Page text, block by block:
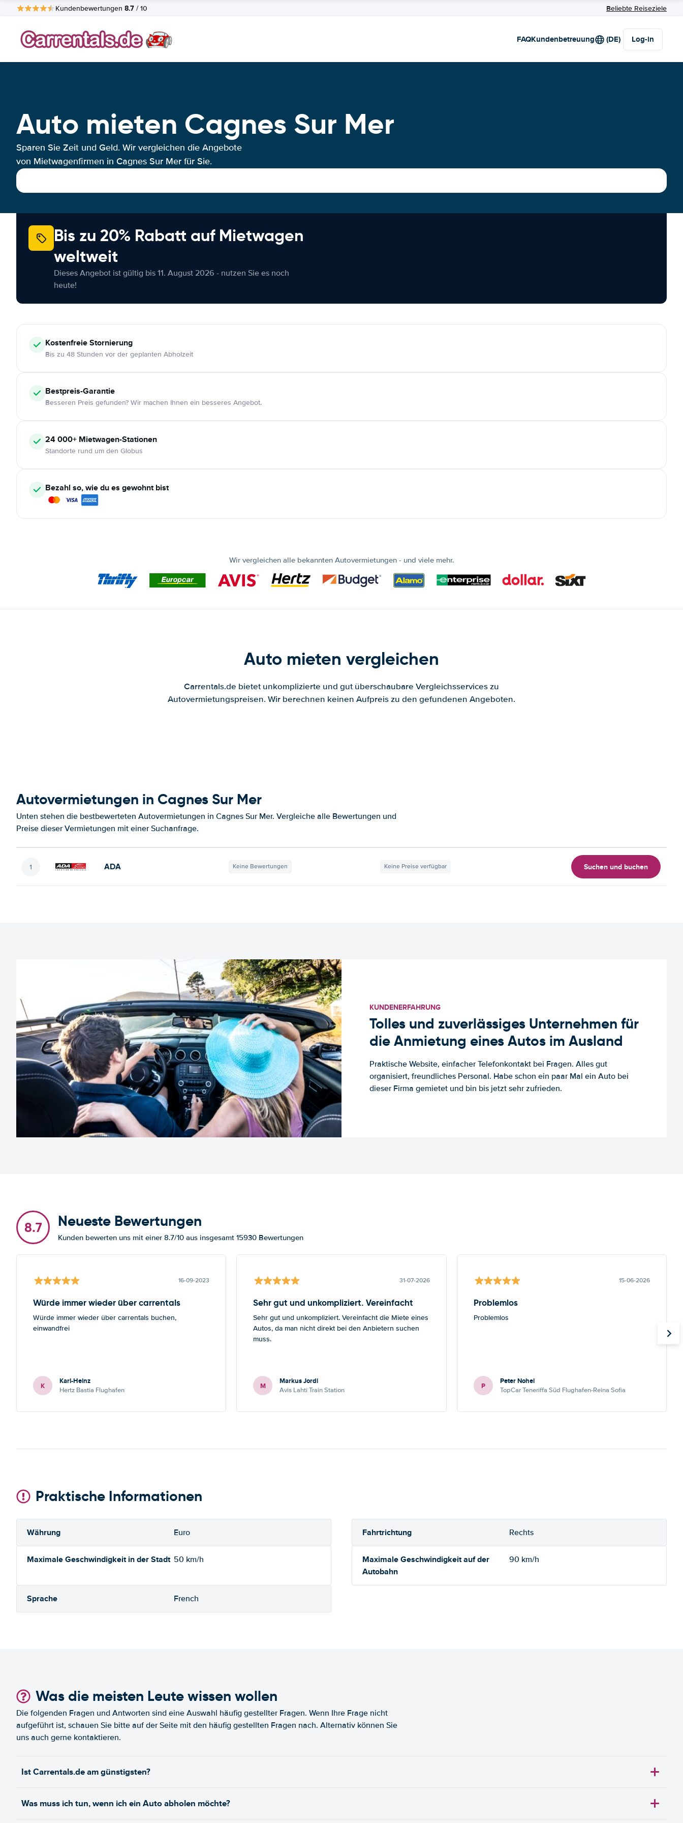
Kundenbewertungen 8.7 / 10 Beliebte Reiseziele
FAQKundenbetreuung (DE) Log-in
Auto mieten Cagnes Sur Mer
Sparen Sie Zeit und Geld. Wir vergleichen die Angebote
von Mietwagenfirmen in Cagnes Sur Mer für Sie.
Bis zu 20% Rabatt auf Mietwagen
weltweit
Dieses Angebot ist gültig bis 11. August 2026 - nutzen Sie es noch
heute!
KostenfreieStornierung
Bis zu 48 Stunden vor der geplanten Abholzeit
Bestpreis-Garantie
Besseren Preis gefunden? Wir machen Ihnen ein besseres Angebot.
24 000+ Mietwagen-Stationen
Standorte rund um den Globus
Bezahl so, wie du es gewohnt bist
Wir vergleichen alle bekannten Autovermietungen - und viele mehr.
Auto mieten vergleichen
Carrentals.de bietet unkomplizierte und gut überschaubare Vergleichsservices zu
Autovermietungspreisen. Wir berechnen keinen Aufpreis zu den gefundenen Angeboten.
Autovermietungen in Cagnes Sur Mer
Unten stehen die bestbewerteten Autovermietungen in Cagnes Sur Mer. Vergleiche alle Bewertungen und
Preise dieser Vermietungen mit einer Suchanfrage.
ADA Keine Bewertungen Keine Preise verfügbar Suchen und buchen
KUNDENERFAHRUNG
Tolles und zuverlässiges Unternehmen für
die Anmietung eines Autos im Ausland
Praktische Website, einfacher Telefonkontakt bei Fragen. Alles gut
organisiert, freundliches Personal. Habe schon ein paar Mal ein Auto bei
dieser Firma gemietet und bin bis jetzt sehr zufrieden.
8.7 Neueste Bewertungen
Kunden bewerten uns mit einer 8.7/10 aus insgesamt 15930 Bewertungen
16-09-2023
Würde immer wieder über carrentals
Würde immer wieder über carrentals buchen,
einwandfrei
K Karl-Heinz
Hertz Bastia Flughafen
31-07-2026
Sehr gut und unkompliziert. Vereinfacht
Sehr gut und unkompliziert. Vereinfacht die Miete eines
Autos, da man nicht direkt bei den Anbietern suchen
muss.
M Markus Jordi
Avis Lahti Train Station
15-06-2026
Problemlos
Problemlos
P Peter Nohel
TopCar Teneriffa Süd Flughafen-Reina Sofia
Praktische Informationen
Währung Euro Fahrtrichtung Rechts
Maximale Geschwindigkeit in der Stadt 50 km/h
Maximale Geschwindigkeit auf der
Autobahn
90 km/h
Sprache French
Was die meisten Leute wissen wollen
Die folgenden Fragen und Antworten sind eine Auswahl häufig gestellter Fragen. Wenn Ihre Frage nicht
aufgeführt ist, schauen Sie bitte auf der Seite mit den häufig gestellten Fragen nach. Alternativ können Sie
uns auch gerne kontaktieren.
Ist Carrentals.de am günstigsten?
Was muss ich tun, wenn ich ein Auto abholen möchte?